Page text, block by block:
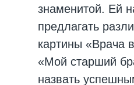
знаменитой. Ей
предлагать
картины «Врача
«Мой старший
назвать